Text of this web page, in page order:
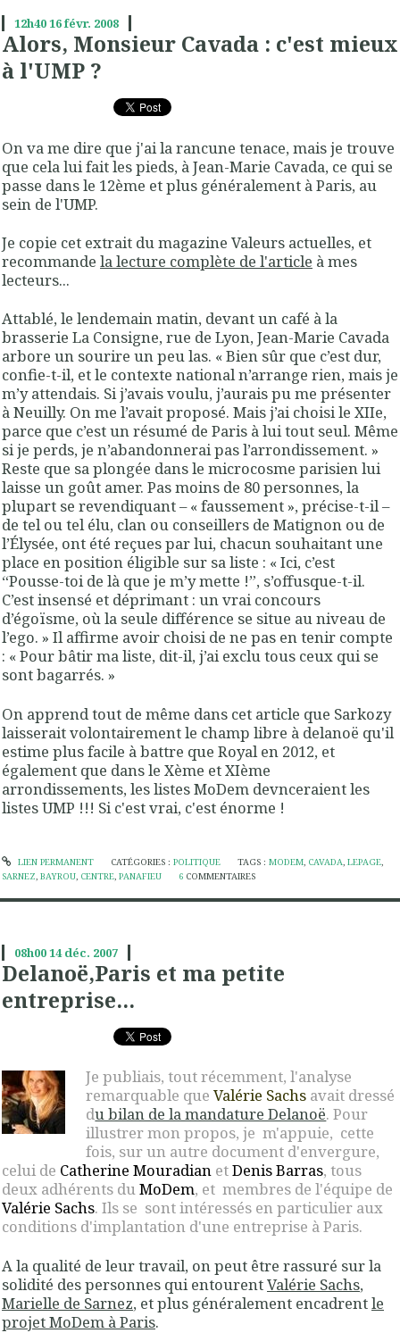
12h4016févr. 2008
Alors, Monsieur Cavada : c'est mieux
à l'UMP ?
On va me dire que j'ai la rancune tenace, mais je trouve
que cela lui fait les pieds, à Jean-Marie Cavada, ce qui se
passe dans le 12ème et plus généralement à Paris, au
sein de l'UMP.
Je copie cet extrait du magazine Valeurs actuelles, et
recommande la lecture complète de l'article à mes
lecteurs...
Attablé, le lendemain matin, devant un café à la
brasserie La Consigne, rue de Lyon, Jean-Marie Cavada
arbore un sourire un peu las. « Bien sûr que c’est dur,
confie-t-il, et le contexte national n’arrange rien, mais je
m’y attendais. Si j’avais voulu, j’aurais pu me présenter
à Neuilly. On me l’avait proposé. Mais j’ai choisi le XIIe,
parce que c’est un résumé de Paris à lui tout seul. Même
si je perds, je n’abandonnerai pas l’arrondissement. »
Reste que sa plongée dans le microcosme parisien lui
laisse un goût amer. Pas moins de 80 personnes, la
plupart se revendiquant – « faussement », précise-t-il –
de tel ou tel élu, clan ou conseillers de Matignon ou de
l’Élysée, ont été reçues par lui, chacun souhaitant une
place en position éligible sur sa liste : « Ici, c’est
“Pousse-toi de là que je m’y mette !”, s’offusque-t-il.
C’est insensé et déprimant : un vrai concours
d’égoïsme, où la seule différence se situe au niveau de
l’ego. » Il affirme avoir choisi de ne pas en tenir compte
: « Pour bâtir ma liste, dit-il, j’ai exclu tous ceux qui se
sont bagarrés. »
On apprend tout de même dans cet article que Sarkozy
laisserait volontairement le champ libre à delanoë qu'il
estime plus facile à battre que Royal en 2012, et
également que dans le Xème et XIème
arrondissements, les listes MoDem devnceraient les
listes UMP !!! Si c'est vrai, c'est énorme !
LIEN PERMANENT CATÉGORIES : POLITIQUE TAGS :MODEM, CAVADA,LEPAGE,
SARNEZ, BAYROU, CENTRE, PANAFIEU 6 COMMENTAIRES
08h0014 déc. 2007
Delanoë,Paris et ma petite
entreprise...
Je publiais, tout récemment, l'analyse
remarquable queValérie Sachs avait dressé
du bilan de la mandature Delanoë. Pour
illustrer mon propos, je m'appuie, cette
fois, sur un autre document d'envergure,
celui de Catherine Mouradian etDenis Barras, tous
deux adhérents duMoDem, et membres de l'équipe de
Valérie Sachs. Ils se sont intéressés en particulier aux
conditions d'implantation d'une entreprise à Paris.
A la qualité de leur travail, on peut être rassuré sur la
solidité des personnes qui entourentValérie Sachs,
Marielle de Sarnez, et plus généralement encadrentle
projet MoDem à Paris.